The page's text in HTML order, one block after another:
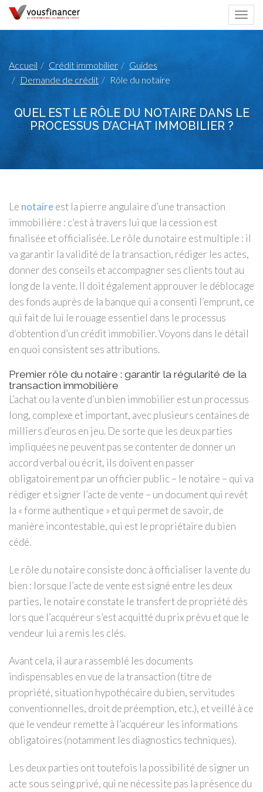
Accueil Crédit immobilier
Guides
Demande de crédit
Rôle du notaire
QUEL EST LE RÔLE DU NOTAIRE DANS LE
PROCESSUS D’ACHAT IMMOBILIER ?
Le notaireest la pierre angulaire d’une transaction
immobilière : c’est à travers lui que la cession est
finalisée et officialisée. Le rôle du notaire est multiple : il
va garantir la validité de la transaction, rédiger les actes,
donner des conseils et accompagner ses clients tout au
long de la vente. Il doit également approuver le déblocage
des fonds auprès de la banque qui a consenti l’emprunt, ce
qui fait de lui le rouage essentiel dans le processus
d’obtention d’un crédit immobilier. Voyons dans le détail
en quoi consistent ses attributions.
Premier rôle du notaire : garantir la régularité de la
transaction immobilière
L’achat ou la vente d’un bien immobilier est un processus
long, complexe et important, avec plusieurs centaines de
milliers d’euros en jeu. De sorte que les deux parties
impliquées ne peuvent pas se contenter de donner un
accord verbal ou écrit, ils doivent en passer
obligatoirement par un officier public – le notaire – qui va
rédiger et signer l’acte de vente – un document qui revêt
la « forme authentique » et qui permet de savoir, de
manière incontestable, qui est le propriétaire du bien
cédé.
Le rôle du notaire consiste donc à officialiser la vente du
bien : lorsque l’acte de vente est signé entre les deux
parties, le notaire constate le transfert de propriété dès
lors que l’acquéreur s’est acquitté du prix prévu et que le
vendeur lui a remis les clés.
Avant cela, il aura rassemblé les documents
indispensables en vue de la transaction (titre de
propriété, situation hypothécaire du bien, servitudes
conventionnelles, droit de préemption, etc.), et veillé à ce
que le vendeur remette à l’acquéreur les informations
obligatoires (notamment les diagnostics techniques).
Les deux parties ont toutefois la possibilité de signer un
acte sous seing privé, qui ne nécessite pas la présence du